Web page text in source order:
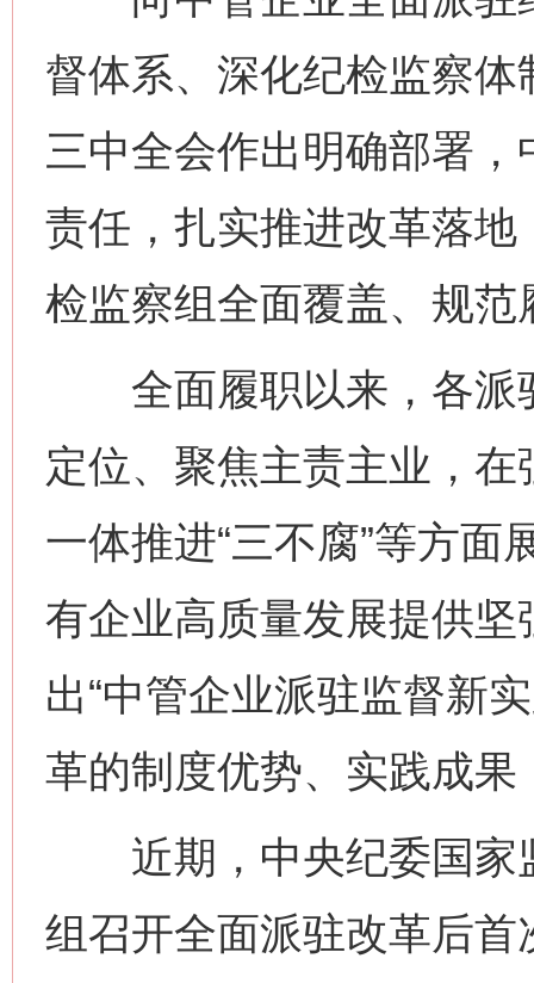
督体系、深化纪检监察
三中全会作出明确部署
责任，扎实推进改革落
检监察组全面覆盖、规范
全面履职以来，各派
定位、聚焦主责主业，
一体推进“三不腐”等方
有企业高质量发展提供
出“中管企业派驻监督新
革的制度优势、实践成果
近期，中央纪委国家
组召开全面派驻改革后